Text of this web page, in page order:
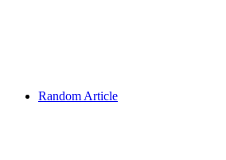
Random Article